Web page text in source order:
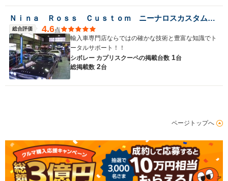
Ｎｉｎａ Ｒｏｓｓ Ｃｕｓｔｏｍ ニーナロスカスタム ＪＵ適正販売店
総合評価 4.6点
輸入車専門店ならではの確かな技術と豊富な知識でト
ータルサポート！！
シボレー カプリスクーペの掲載台数 1台
総掲載数 2台
ページトップへ